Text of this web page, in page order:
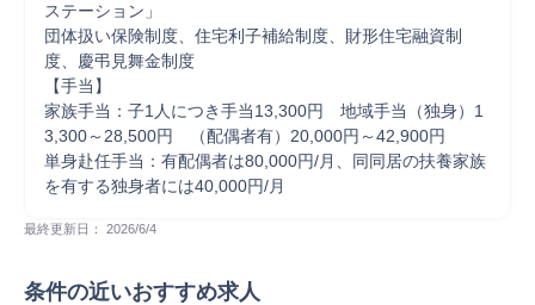
ステーション」
団体扱い保険制度、住宅利子補給制度、財形住宅融資制
度、慶弔見舞金制度
【手当】
家族手当：子1人につき手当13,300円　地域手当（独身）1
3,300～28,500円　（配偶者有）20,000円～42,900円
単身赴任手当：有配偶者は80,000円/月、同同居の扶養家族
を有する独身者には40,000円/月
最終更新日： 2026/6/4
条件の近いおすすめ求人